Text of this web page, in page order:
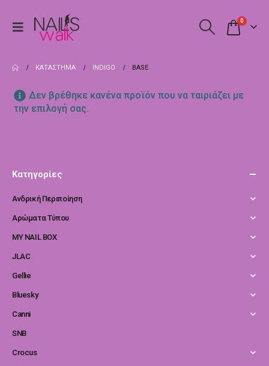
0
ΚΑΤΆΣΤΗΜΑ INDIGO BASE
Δεν βρέθηκε κανένα προϊόν που να ταιριάζει με
την επιλογή σας.
Κατηγορίες
Ανδρική Περιποίηση
Αρώματα Τύπου
MY NAIL BOX
JLAC
Gellie
Bluesky
Canni
SNB
Crocus